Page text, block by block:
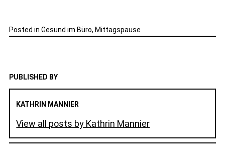
Posted in Gesund im Büro, Mittagspause
PUBLISHED BY
KATHRIN MANNIER
View all posts by Kathrin Mannier